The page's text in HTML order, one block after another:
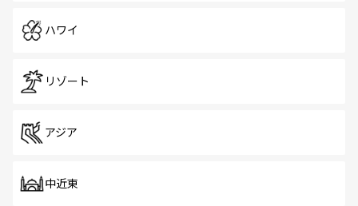
ハワイ
リゾート
アジア
中近東